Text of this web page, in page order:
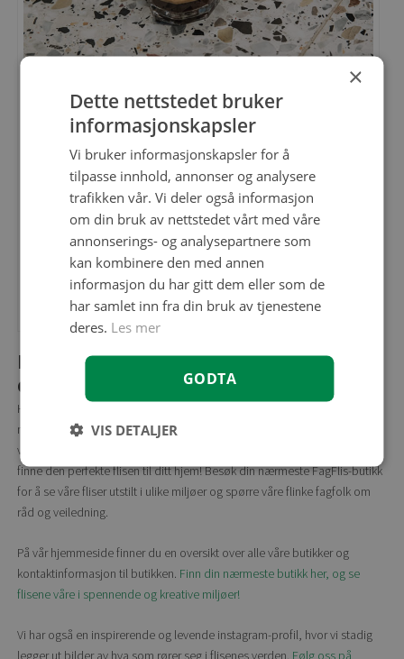
Terrazzoflis
Hvordan skal du hente naturen inn i
ditt hjem?
Har du også lyst til å invitere naturens former og farger inn i ditt hjem,
men er usikker på hvordan du bør gå frem for å få et resultat som du kan
være fornøyd med i mange år fremover? Vi hjelper deg gjerne med å
finne den perfekte flisen til ditt hjem! Besøk din nærmeste FagFlis-butikk
for å se våre fliser utstilt i ulike miljøer og spørre våre flinke fagfolk om
råd og veiledning.
På vår hjemmeside finner du en oversikt over alle våre butikker og
kontaktinformasjon til butikken. Finn din nærmeste butikk her, og se
flisene våre i spennende og kreative miljøer!
Vi har også en inspirerende og levende instagram-profil, hvor vi stadig
legger ut bilder av hva som rører seg i flisenes verden. Følg oss på
×
Dette nettstedet bruker
informasjonskapsler
Vi bruker informasjonskapsler for å
tilpasse innhold, annonser og analysere
trafikken vår. Vi deler også informasjon
om din bruk av nettstedet vårt med våre
annonserings- og analysepartnere som
kan kombinere den med annen
informasjon du har gitt dem eller som de
har samlet inn fra din bruk av tjenestene
deres. Les mer
GODTA
VIS DETALJER